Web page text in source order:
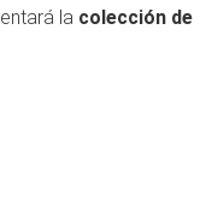
la colección de